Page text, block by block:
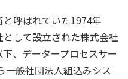
呼ばれていた1974年
して設立された株式会社
、データープロセスサー
一般社団法人組込みシス